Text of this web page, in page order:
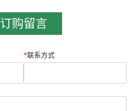
订购留言
*联系方式